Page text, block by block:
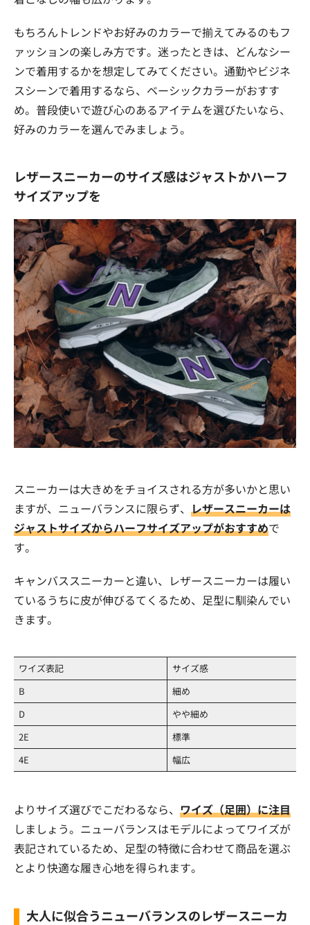
もちろんトレンドやお好みのカラーで揃えてみるのもフ
ァッションの楽しみ方です。迷ったときは、どんなシー
ンで着用するかを想定してみてください。通勤やビジネ
スシーンで着用するなら、ベーシックカラーがおすす
め。普段使いで遊び心のあるアイテムを選びたいなら、
好みのカラーを選んでみましょう。
レザースニーカーのサイズ感はジャストかハーフ
サイズアップを
スニーカーは大きめをチョイスされる方が多いかと思い
ますが、ニューバランスに限らず、 レザースニーカーは
ジャストサイズからハーフサイズアップがおすすめで
す。
キャンバススニーカーと違い、レザースニーカーは履い
ているうちに皮が伸びるてくるため、足型に馴染んでい
きます。
ワイズ表記
サイズ感
B
細め
D
やや細め
2E
標準
4E
幅広
よりサイズ選びでこだわるなら、 ワイズ（足囲）に注目
しましょう。ニューバランスはモデルによってワイズが
表記されているため、足型の特徴に合わせて商品を選ぶ
とより快適な履き心地を得られます。
大人に似合うニューバランスのレザースニーカ